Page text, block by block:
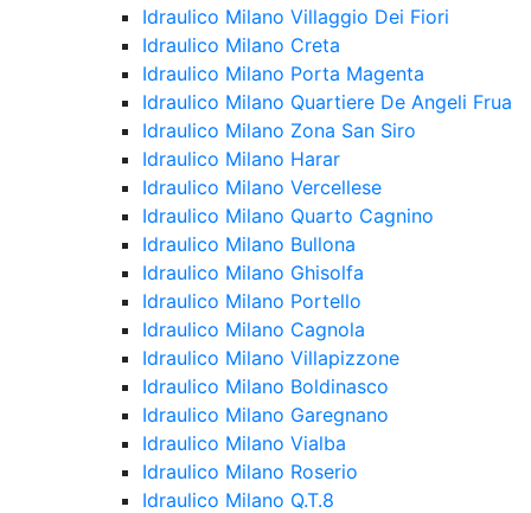
Idraulico Milano Villaggio Dei Fiori
Idraulico Milano Creta
Idraulico Milano Porta Magenta
Idraulico Milano Quartiere De Angeli Frua
Idraulico Milano Zona San Siro
Idraulico Milano Harar
Idraulico Milano Vercellese
Idraulico Milano Quarto Cagnino
Idraulico Milano Bullona
Idraulico Milano Ghisolfa
Idraulico Milano Portello
Idraulico Milano Cagnola
Idraulico Milano Villapizzone
Idraulico Milano Boldinasco
Idraulico Milano Garegnano
Idraulico Milano Vialba
Idraulico Milano Roserio
Idraulico Milano Q.T.8